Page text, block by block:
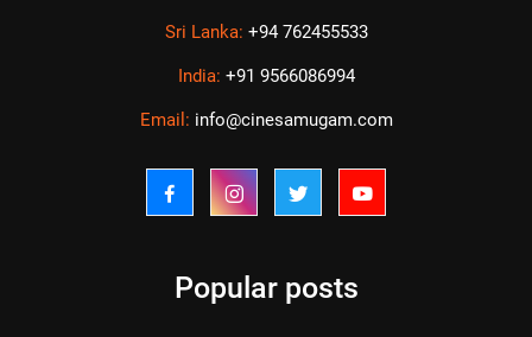
Sri Lanka: +94 762455533
India: +91 9566086994
Email: info@cinesamugam.com
Popular posts